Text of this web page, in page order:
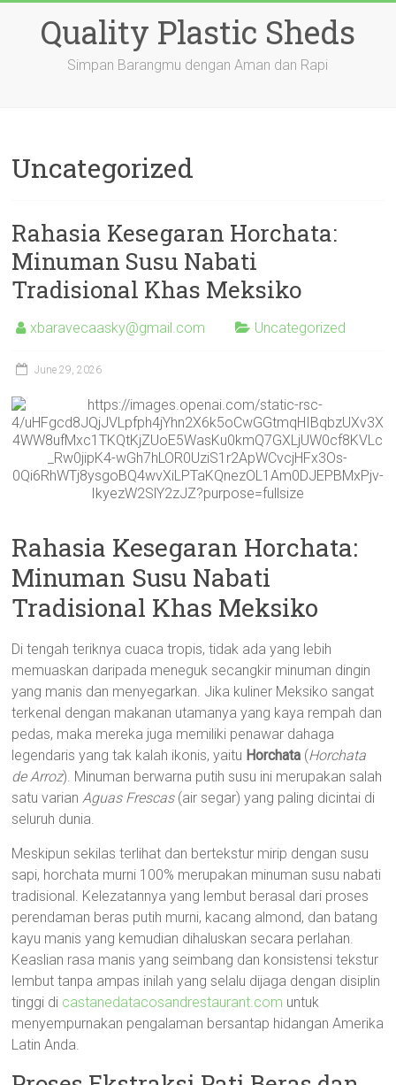
contentQuality Plastic Sheds
Simpan Barangmu dengan Aman dan Rapi
Uncategorized
Rahasia Kesegaran Horchata:
Minuman Susu Nabati
Tradisional Khas Meksiko
xbaravecaasky@gmail.com Uncategorized
June 29, 2026
Rahasia Kesegaran Horchata:
Minuman Susu Nabati
Tradisional Khas Meksiko
Di tengah teriknya cuaca tropis, tidak ada yang lebih
memuaskan daripada meneguk secangkir minuman dingin
yang manis dan menyegarkan. Jika kuliner Meksiko sangat
terkenal dengan makanan utamanya yang kaya rempah dan
pedas, maka mereka juga memiliki penawar dahaga
legendaris yang tak kalah ikonis, yaitu Horchata (Horchata
de Arroz). Minuman berwarna putih susu ini merupakan salah
satu varianAguas Frescas(air segar) yang paling dicintai di
seluruh dunia.
Meskipun sekilas terlihat dan bertekstur mirip dengan susu
sapi, horchata murni 100% merupakan minuman susu nabati
tradisional. Kelezatannya yang lembut berasal dari proses
perendaman beras putih murni, kacang almond, dan batang
kayu manis yang kemudian dihaluskan secara perlahan.
Keaslian rasa manis yang seimbang dan konsistensi tekstur
lembut tanpa ampas inilah yang selalu dijaga dengan disiplin
tinggi di castanedatacosandrestaurant.com untuk
menyempurnakan pengalaman bersantap hidangan Amerika
Latin Anda.